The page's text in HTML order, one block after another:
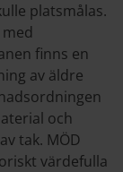
platsmålas.
finns en
av äldre
och
tak. MÖD
värdefulla